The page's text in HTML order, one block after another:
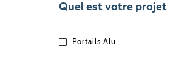
Quel est votre projet
QUELPortails Alu